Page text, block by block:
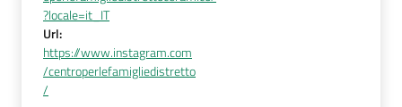
?locale=it_IT
Url:
https://www.instagram.com
/centroperlefamigliedistretto
/